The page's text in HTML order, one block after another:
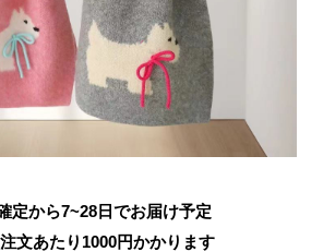
定から7~28日でお届け予定
文あたり 1000円かかります